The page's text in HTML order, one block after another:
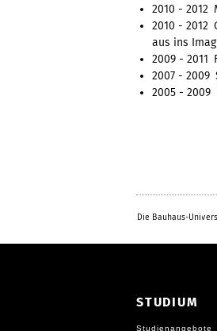
2010 - 2012
2010 - 2012
aus ins
2009 - 2011
2007 - 2009
2005 - 2009
Die Bauhaus-
STUDIUM
Studienangebote